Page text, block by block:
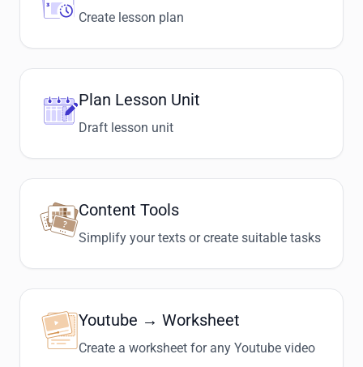
Create lesson plan
Plan Lesson Unit
Draft lesson unit
Content Tools
Simplify your texts or create suitable tasks
Youtube → Worksheet
Create a worksheet for any Youtube video